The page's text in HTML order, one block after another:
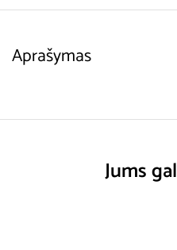
Aprašymas
Jums